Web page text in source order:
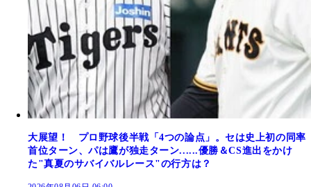
大展望！ プロ野球後半戦「4つの論点」。セは史上初の同率
首位ターン、パは鷹が独走ターン......優勝＆CS進出をかけ
た"真夏のサバイバルレース"の行方は？